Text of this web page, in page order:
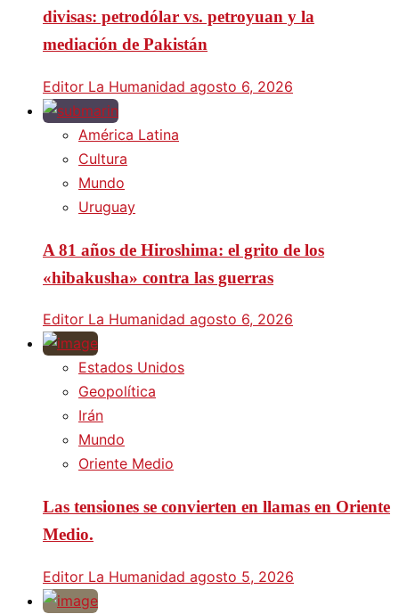
divisas: petrodólar vs. petroyuan y la
mediación de Pakistán
Editor La Humanidad agosto 6, 2026
América Latina
Cultura
Mundo
Uruguay
A 81 años de Hiroshima: el grito de los
«hibakusha» contra las guerras
Editor La Humanidad agosto 6, 2026
Estados Unidos
Geopolítica
Irán
Mundo
Oriente Medio
Las tensiones se convierten en llamas en Oriente
Medio.
Editor La Humanidad agosto 5, 2026